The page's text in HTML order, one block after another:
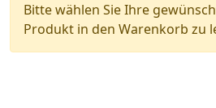
Bitte wählen Sie Ihre
Produkt in den Warenkorb zu